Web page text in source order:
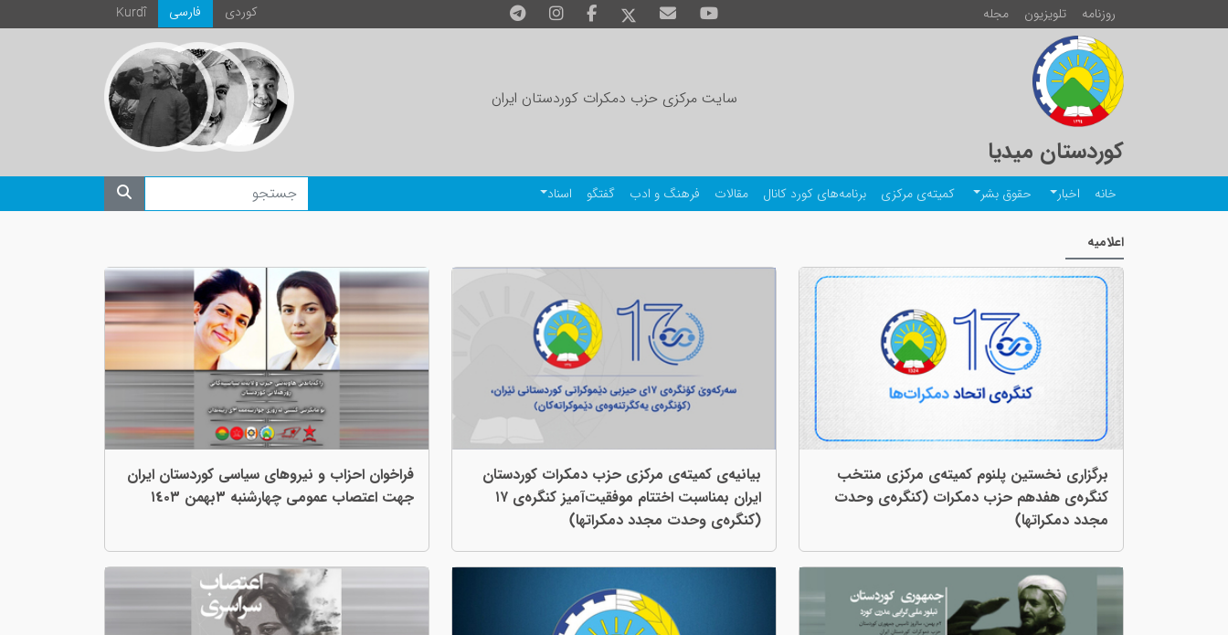
روزنامە تلویزیون مجلە Kurdî فارسی كوردی
کوردستان میدیا
سایت مرکزی حزب دمکرات کوردستان ایران
خانە اخبار حقوق بشر کمیتەی مرکزی برنامەهای کورد کانال مقالات فرهنگ و ادب گفتگو اسناد
اعلامیە
برگزاری نخستین پلنوم کمیتەی مرکزی منتخب
کنگرەی هفدهم حزب دمکرات (کنگرەی وحدت
مجدد دمکراتها)
بیانیەی کمیتەی مرکزی حزب دمکرات کوردستان
ایران بمناسبت اختتام موفقیت‌آمیز کنگرەی ١٧
(کنگرەی وحدت مجدد دمکراتها)
فراخوان احزاب و نیروهای سیاسی کوردستان ایران
جهت اعتصاب عمومی چهارشنبە ٣بهمن ١٤٠٣